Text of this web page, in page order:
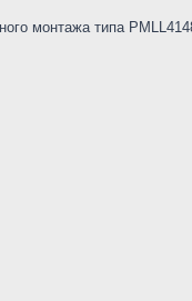
монтажа типа